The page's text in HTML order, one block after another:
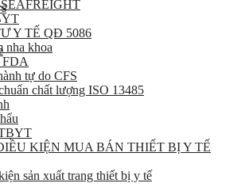
Y TẾ QĐ 5086
nha khoa
FDA
tự do CFS
chất lượng ISO 13485
KIỆN MUA BÁN THIẾT BỊ Y TẾ
sản xuất trang thiết bị y tế